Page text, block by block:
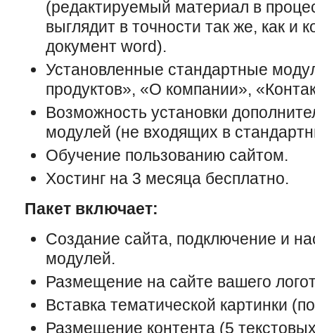
(редактируемый материал в
выглядит в точности так же, как и
документ word).
Установленные стандартные
продуктов», «О компании»,
Возможность установки
модулей (не входящих в
Обучение пользованию сайтом.
Хостинг на 3 месяца бесплатно.
Пакет включает:
Создание сайта, подключение и
модулей.
Размещение на сайте вашего
Вставка тематической картинки
Размещение контента (5